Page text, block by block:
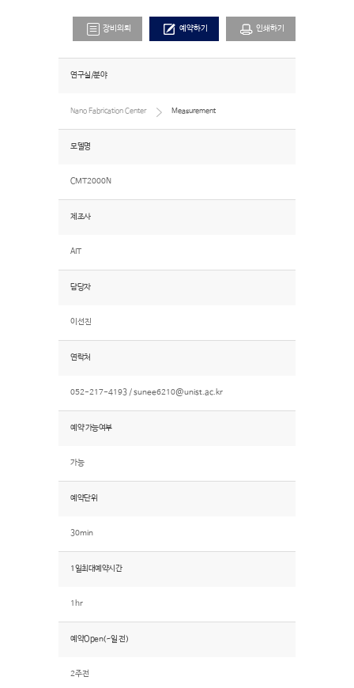
장비의뢰 예약하기 인쇄하기
연구실/분야
Nano Fabrication Center Measurement
모델명
CMT2000N
제조사
AIT
담당자
이선진
연락처
052-217-4193 /sunee6210@unist.ac.kr
예약 가능여부
가능
예약단위
30min
1일최대예약시간
1hr
예약Open(~일 전)
2주전